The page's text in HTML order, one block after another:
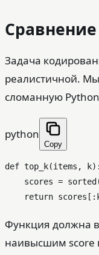
Задача
реалистичной.
сломанную
python
Copy
def top_k(items, k):
    scores =
sorted
return
Функция должна
наивысшим score